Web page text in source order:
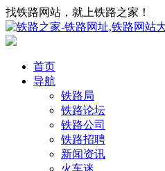
找铁路网站，就上铁路之家！
首页
导航
铁路局
铁路论坛
铁路公司
铁路招聘
新闻资讯
火车迷